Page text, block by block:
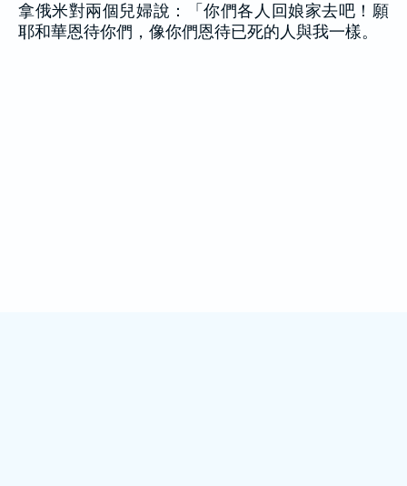
拿俄米對兩個兒婦說：「你們各人回娘家去吧！願
耶和華恩待你們，像你們恩待已死的人與我一樣。